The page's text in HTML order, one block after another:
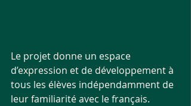
Le projet donne un espace
d’expression et de développement à
tous les élèves indépendamment de
leur familiarité avec le français.